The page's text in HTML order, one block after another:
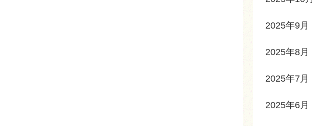
2025年9月
2025年8月
2025年7月
2025年6月